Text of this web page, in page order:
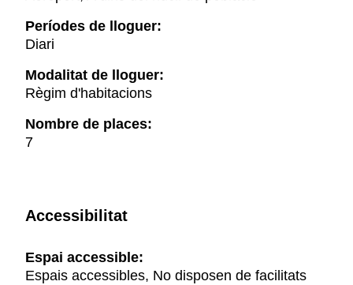
Períodes de lloguer:
Diari
Modalitat de lloguer:
Règim d'habitacions
Nombre de places:
7
Accessibilitat
Espai accessible:
Espais accessibles, No disposen de facilitats